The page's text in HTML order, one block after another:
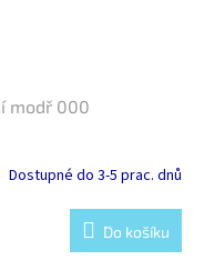
modř 000
Dostupné do 3-5 prac. dnů
Do košíku